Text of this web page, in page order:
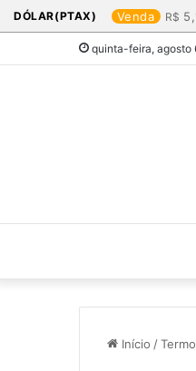
DÓLAR(PTAX) Venda
quinta-feira, agosto
Início /Termo